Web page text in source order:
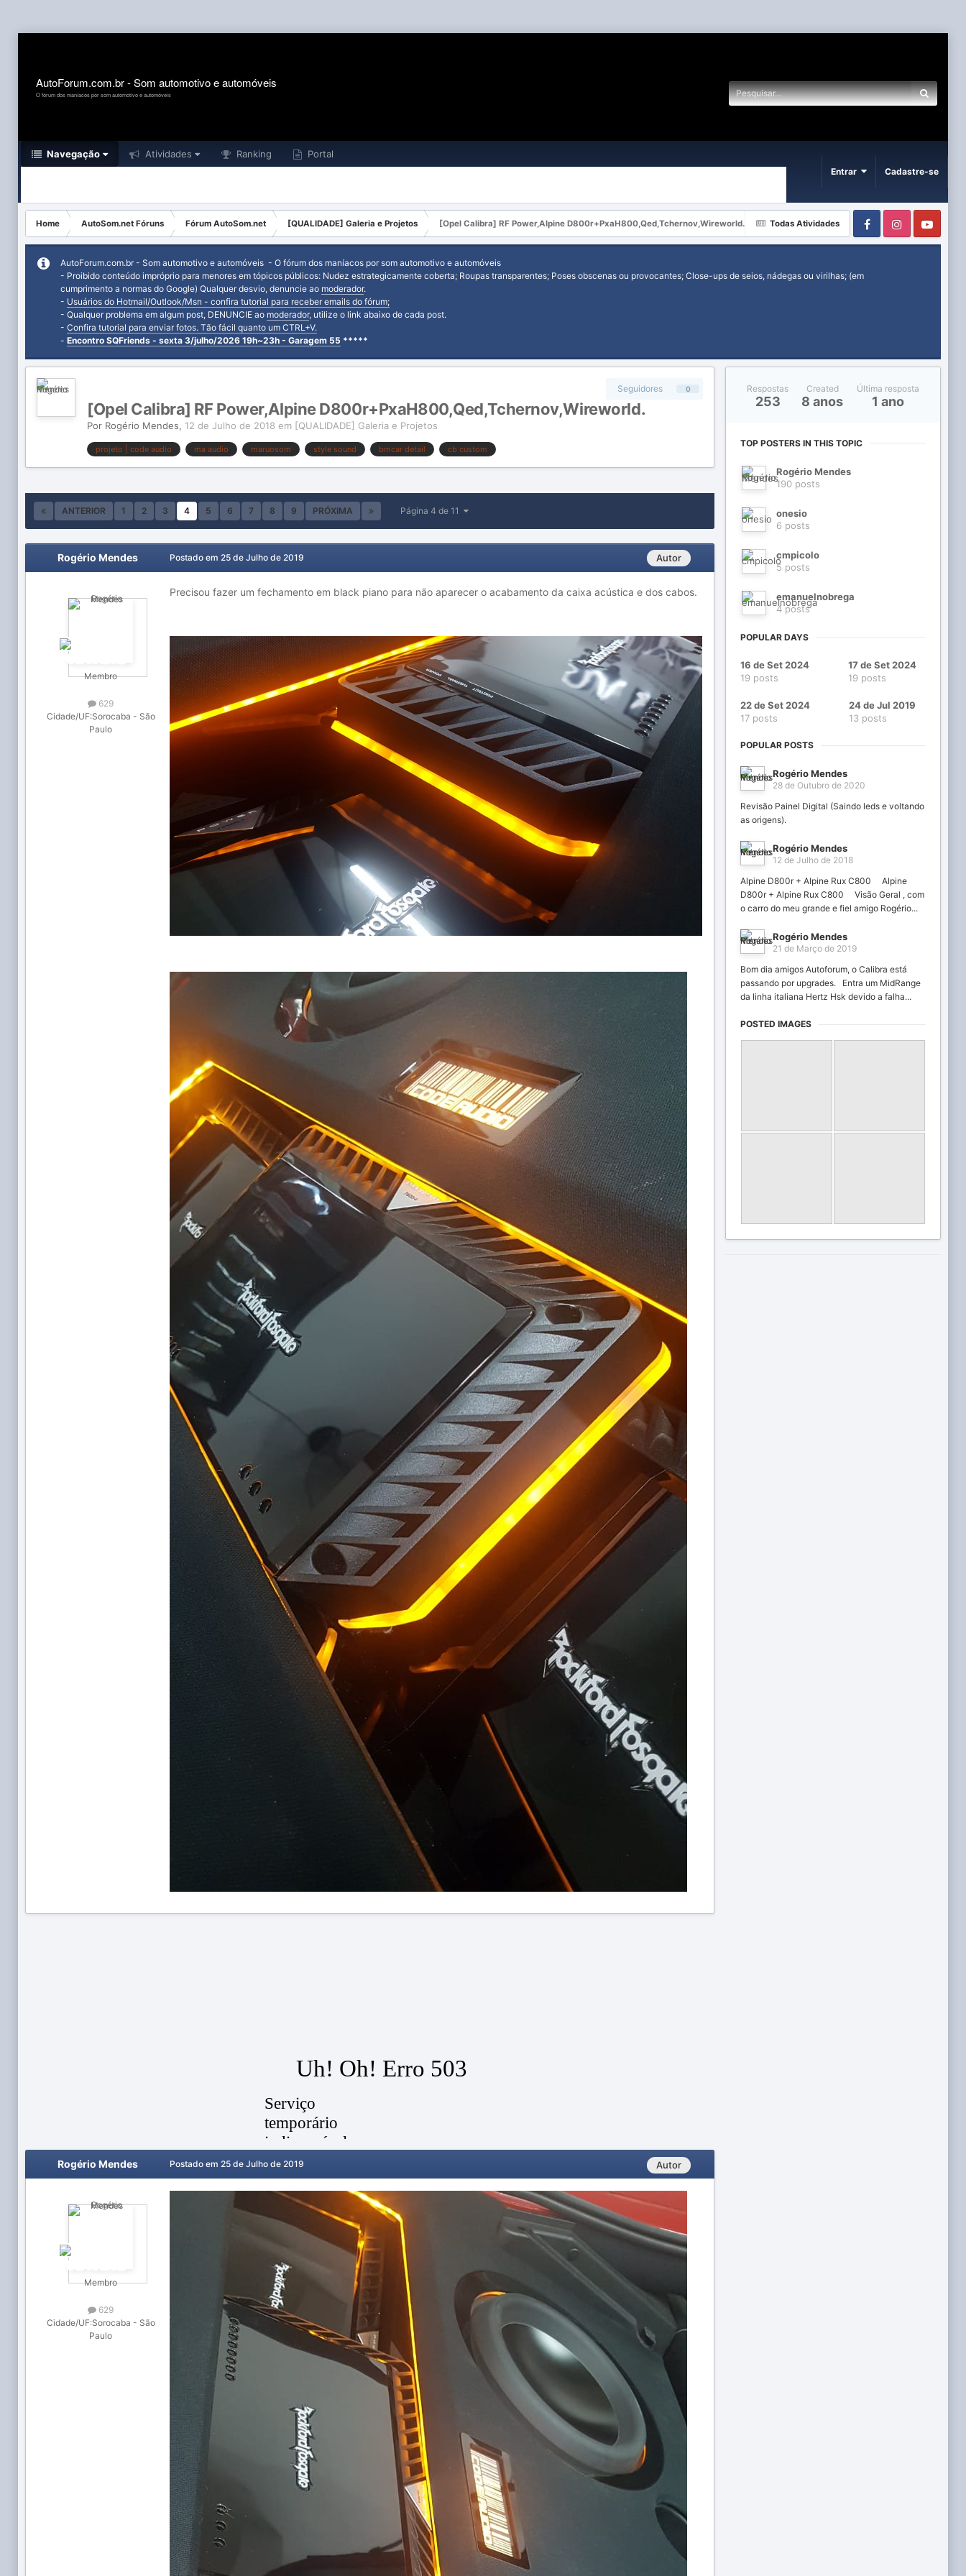
AutoForum.com.br - Som automotivo e automóveis
O fórum dos maníacos por som automotivo e automóveis
Navegação Atividades Ranking Portal
Entrar Cadastre-se
Todas Atividades
Home AutoSom.net Fóruns Fórum AutoSom.net [QUALIDADE] Galeria e Projetos [Opel Calibra] RF Power,Alpine D800r+PxaH800,Qed,Tchernov,Wireworld. FacebookInstagram
AutoForum.com.br - Som automotivo e automóveis - O fórum dos maníacos por som automotivo e automóveis
- Proibido conteúdo impróprio para menores em tópicos públicos: Nudez estrategicamente coberta; Roupas transparentes; Poses obscenas ou provocantes; Close-ups de seios, nádegas ou virilhas; (em
cumprimento a normas do Google) Qualquer desvio, denuncie ao moderador.
- Usuários do Hotmail/Outlook/Msn - confira tutorial para receber emails do fórum;
- Qualquer problema em algum post, DENUNCIE ao moderador, utilize o link abaixo de cada post.
- Confira tutorial para enviar fotos. Tão fácil quanto um CTRL+V.
- Encontro SQFriends - sexta 3/julho/2026 19h~23h - Garagem 55 *****
Seguidores 0
[Opel Calibra] RF Power,Alpine D800r+PxaH800,Qed,Tchernov,Wireworld.
Por Rogério Mendes, 12 de Julho de 2018 em [QUALIDADE] Galeria e Projetos
projeto | code audio ma audio maruosom style sound bmcar detail cb custom
ANTERIOR 1 2 3 4 5 6 7 8 9 PRÓXIMA Página 4 de 11
Rogério Mendes
Membro
629
Cidade/UF:Sorocaba - São
Paulo
Autor
Postado em 25 de Julho de 2019
Precisou fazer um fechamento em black piano para não aparecer o acabamento da caixa acústica e dos cabos.
Rogério Mendes
Membro
629
Cidade/UF:Sorocaba - São
Paulo
Autor
Postado em 25 de Julho de 2019
Respostas
253
Created
8 anos
Última resposta
1 ano
TOP POSTERS IN THIS TOPIC
Rogério Mendes
190 posts
onesio
6 posts
cmpicolo
5 posts
emanuelnobrega
4 posts
POPULAR DAYS
16 de Set 2024
19 posts
17 de Set 2024
19 posts
22 de Set 2024
17 posts
24 de Jul 2019
13 posts
POPULAR POSTS
Rogério Mendes
28 de Outubro de 2020
Revisão Painel Digital (Saindo leds e voltando
as origens).
Rogério Mendes
12 de Julho de 2018
Alpine D800r + Alpine Rux C800 Alpine
D800r + Alpine Rux C800 Visão Geral , com
o carro do meu grande e fiel amigo Rogério...
Rogério Mendes
21 de Março de 2019
Bom dia amigos Autoforum, o Calibra está
passando por upgrades. Entra um MidRange
da linha italiana Hertz Hsk devido a falha...
POSTED IMAGES